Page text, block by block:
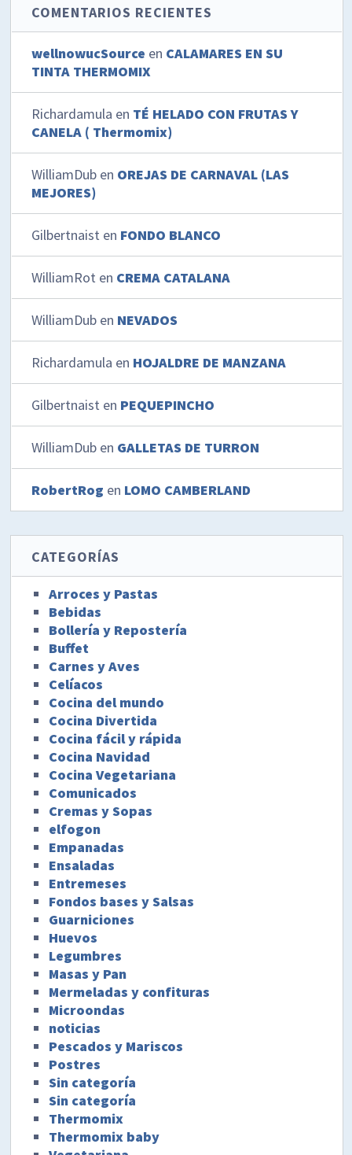
COMENTARIOS RECIENTES
wellnowucSource en CALAMARES EN SU
TINTA THERMOMIX
Richardamula en TÉ HELADO CON FRUTAS Y
CANELA ( Thermomix)
WilliamDub en OREJAS DE CARNAVAL (LAS
MEJORES)
Gilbertnaist en FONDO BLANCO
WilliamRot en CREMA CATALANA
WilliamDub en NEVADOS
Richardamula en HOJALDRE DE MANZANA
Gilbertnaist en PEQUEPINCHO
WilliamDub en GALLETAS DE TURRON
RobertRog en LOMO CAMBERLAND
CATEGORÍAS
Arroces y Pastas
Bebidas
Bollería y Repostería
Buffet
Carnes y Aves
Celíacos
Cocina del mundo
Cocina Divertida
Cocina fácil y rápida
Cocina Navidad
Cocina Vegetariana
Comunicados
Cremas y Sopas
elfogon
Empanadas
Ensaladas
Entremeses
Fondos bases y Salsas
Guarniciones
Huevos
Legumbres
Masas y Pan
Mermeladas y confituras
Microondas
noticias
Pescados y Mariscos
Postres
Sin categoría
Sin categoría
Thermomix
Thermomix baby